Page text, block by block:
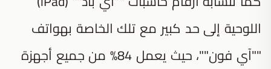
اللوحية إلى حد كبير مع تلك الخاصة بهواتف
""آي فون""، حيث يعمل 84% من جميع أجهزة